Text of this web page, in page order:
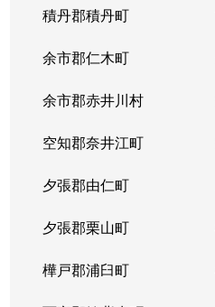
積丹郡積丹町
余市郡仁木町
余市郡赤井川村
空知郡奈井江町
夕張郡由仁町
夕張郡栗山町
樺戸郡浦臼町